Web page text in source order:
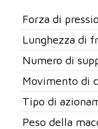
Forza di
Lunghezza di
Numero di
Movimento di
Tipo di
Peso della